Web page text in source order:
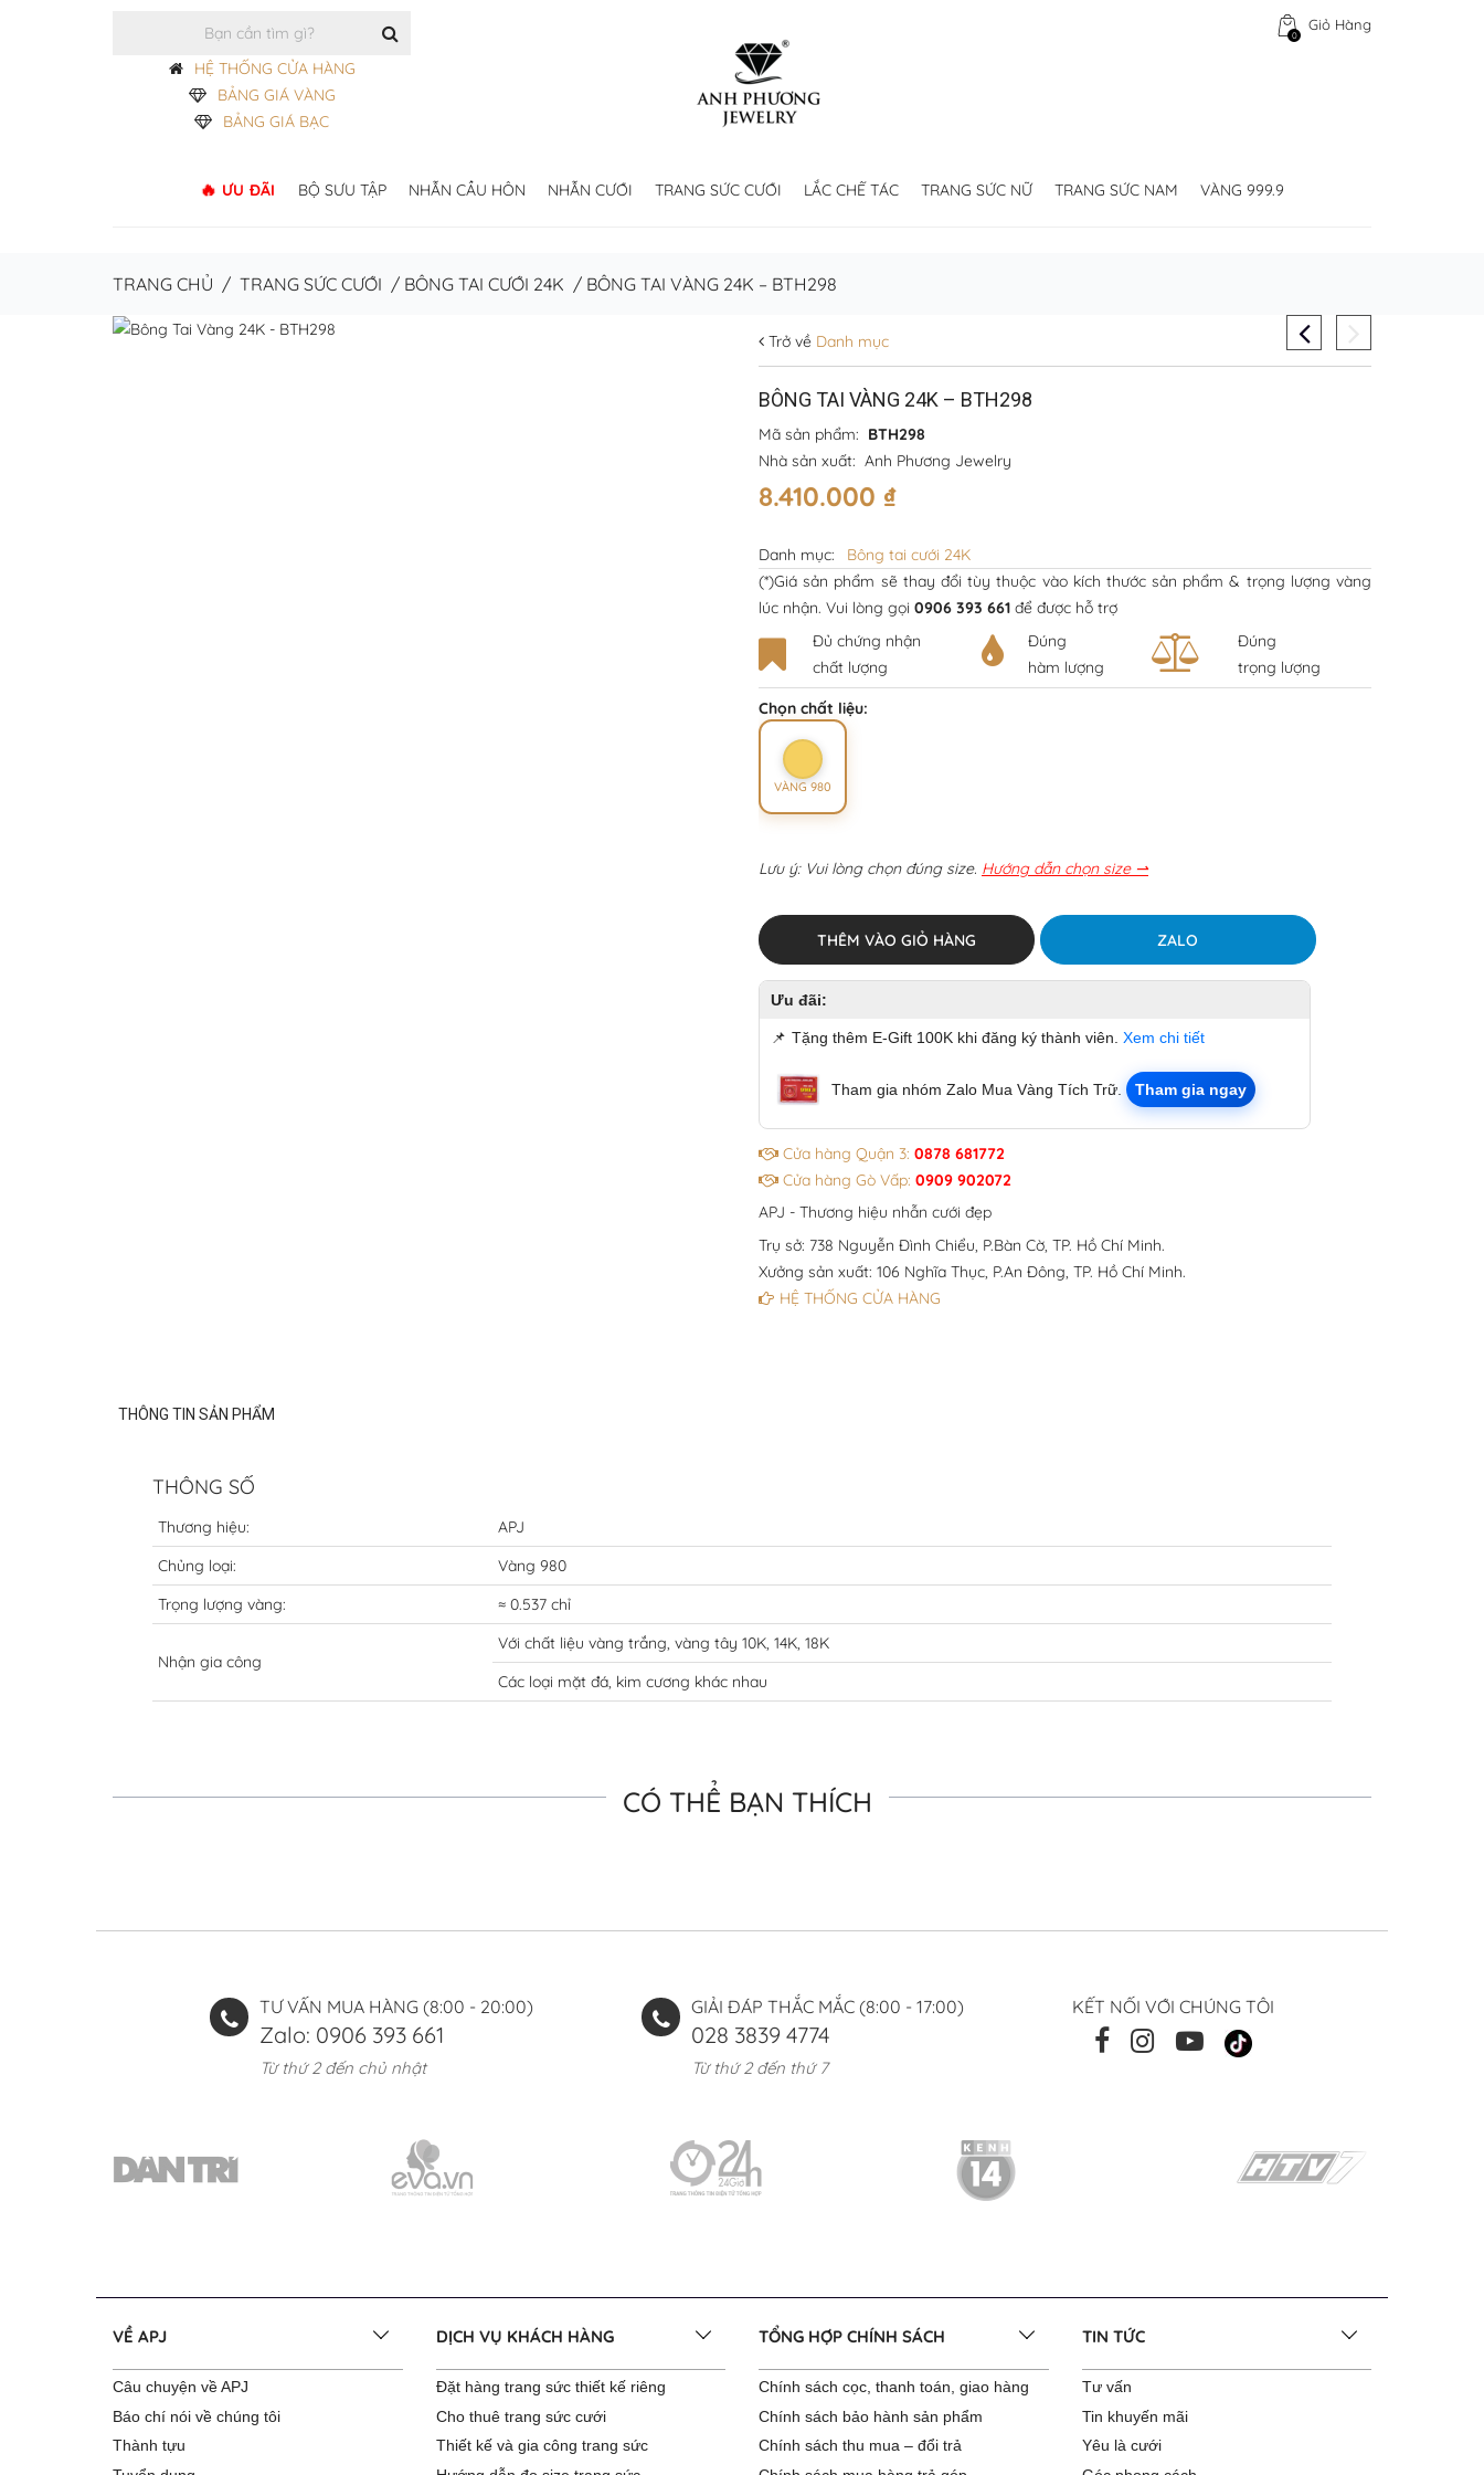
Giỏ Hàng
0
HỆ THỐNG CỬA HÀNG
BẢNG GIÁ VÀNG
BẢNG GIÁ BẠC
ƯU ĐÃI BỘ SƯU TẬP NHẪN CẦU HÔN NHẪN CƯỚI TRANG SỨC CƯỚI LẮC CHẾ TÁC TRANG SỨC NỮ TRANG SỨC NAM VÀNG 999.9
TRANG CHỦ / TRANG SỨC CƯỚI / BÔNG TAI CƯỚI 24K / BÔNG TAI VÀNG 24K – BTH298
Trở về Danh mục
BÔNG TAI VÀNG 24K – BTH298
Mã sản phẩm: BTH298
Nhà sản xuất: Anh Phương Jewelry
8.410.000 ₫
Danh mục:
Bông tai cưới 24K
(*)Giá sản phẩm sẽ thay đổi tùy thuộc vào kích thước sản phẩm & trọng lượng vàng
lúc nhận. Vui lòng gọi 0906 393 661 để được hỗ trợ
Đủ chứng nhận
chất lượng
Đúng
hàm lượng
Đúng
trọng lượng
Chọn chất liệu:
VÀNG 980
Lưu ý: Vui lòng chọn đúng size. Hướng dẫn chọn size ⇀
THÊM VÀO GIỎ HÀNG ZALO
Ưu đãi:
📌 Tặng thêm E-Gift 100K khi đăng ký thành viên. Xem chi tiết
Tham gia nhóm Zalo Mua Vàng Tích Trữ. Tham gia ngay
Cửa hàng Quận 3: 0878 681772
Cửa hàng Gò Vấp: 0909 902072
APJ - Thương hiệu nhẫn cưới đẹp
Trụ sở: 738 Nguyễn Đình Chiểu, P.Bàn Cờ, TP. Hồ Chí Minh.
Xưởng sản xuất: 106 Nghĩa Thục, P.An Đông, TP. Hồ Chí Minh.
HỆ THỐNG CỬA HÀNG
THÔNG TIN SẢN PHẨM
THÔNG SỐ
Thương hiệu:
APJ
Chủng loại:
Vàng 980
Trọng lượng vàng:
≈ 0.537 chỉ
Nhận gia công
Với chất liệu vàng trắng, vàng tây 10K, 14K, 18K
Các loại mặt đá, kim cương khác nhau
CÓ THỂ BẠN THÍCH
TƯ VẤN MUA HÀNG (8:00 - 20:00)
Zalo: 0906 393 661
Từ thứ 2 đến chủ nhật
GIẢI ĐÁP THẮC MẮC (8:00 - 17:00)
028 3839 4774
Từ thứ 2 đến thứ 7
KẾT NỐI VỚI CHÚNG TÔI
VỀ APJ
Câu chuyện về APJ
Báo chí nói về chúng tôi
Thành tựu
DỊCH VỤ KHÁCH HÀNG
Đặt hàng trang sức thiết kế riêng
Cho thuê trang sức cưới
Thiết kế và gia công trang sức
TỔNG HỢP CHÍNH SÁCH
Chính sách cọc, thanh toán, giao hàng
Chính sách bảo hành sản phẩm
Chính sách thu mua – đổi trả
TIN TỨC
Tư vấn
Tin khuyến mãi
Yêu là cưới